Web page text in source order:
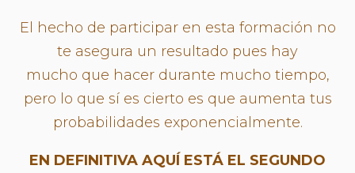
El hecho de participar en esta formación no
te asegura un resultado pues hay
mucho que hacer durante mucho tiempo,
pero lo que sí es cierto es que aumenta tus
probabilidades exponencialmente.
EN DEFINITIVA AQUÍ ESTÁ EL SEGUNDO